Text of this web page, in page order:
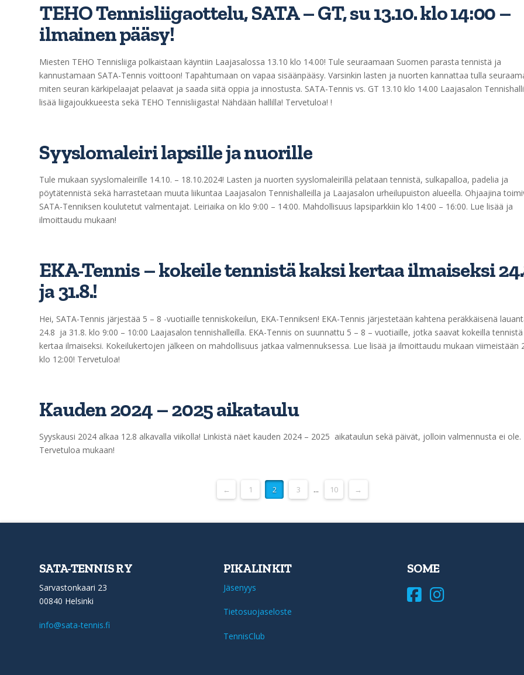
TEHO Tennisliigaottelu, SATA – GT, su 13.10. klo 14:00 –
ilmainen pääsy!
Miesten TEHO Tennisliiga polkaistaan käyntiin Laajasalossa 13.10 klo 14.00! Tule seuraamaan Suomen parasta tennistä ja
kannustamaan SATA-Tennis voittoon! Tapahtumaan on vapaa sisäänpääsy. Varsinkin lasten ja nuorten kannattaa tulla
miten seuran kärkipelaajat pelaavat ja saada siitä oppia ja innostusta. SATA-Tennis vs. GT 13.10 klo 14.00 Laajasalon
lisää liigajoukkueesta sekä TEHO Tennisliigasta! Nähdään hallilla! Tervetuloa! !
Syyslomaleiri lapsille ja nuorille
Tule mukaan syyslomaleirille 14.10. – 18.10.2024! Lasten ja nuorten syyslomaleirillä pelataan tennistä, sulkapalloa, padelia ja
pöytätennistä sekä harrastetaan muuta liikuntaa Laajasalon Tennishalleilla ja Laajasalon urheilupuiston alueella. Ohjaajina
SATA-Tenniksen koulutetut valmentajat. Leiriaika on klo 9:00 – 14:00. Mahdollisuus lapsiparkkiin klo 14:00 – 16:00. Lue lisää ja
ilmoittaudu mukaan!
EKA-Tennis – kokeile tennistä kaksi kertaa ilmaiseksi
ja 31.8.!
Hei, SATA-Tennis järjestää 5 – 8 -vuotiaille tenniskokeilun, EKA-Tenniksen! EKA-Tennis järjestetään kahtena peräkkäisenä
24.8 ja 31.8. klo 9:00 – 10:00 Laajasalon tennishalleilla. EKA-Tennis on suunnattu 5 – 8 – vuotiaille, jotka saavat kokeilla tennistä
kertaa ilmaiseksi. Kokeilukertojen jälkeen on mahdollisuus jatkaa valmennuksessa. Lue lisää ja ilmoittaudu mukaan viimeistään
klo 12:00! Tervetuloa!
Kauden 2024 – 2025 aikataulu
Syyskausi 2024 alkaa 12.8 alkavalla viikolla! Linkistä näet kauden 2024 – 2025 aikataulun sekä päivät, jolloin valmennusta ei ole.
Tervetuloa mukaan!
← 1 2 3 ... 10 →
SATA-TENNIS RY
Sarvastonkaari 23
00840 Helsinki
info@sata-tennis.fi
PIKALINKIT
Jäsenyys
Tietosuojaseloste
TennisClub
SOME